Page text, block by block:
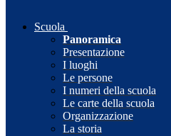
Scuola
Panoramica
Presentazione
I luoghi
Le persone
I numeri della scuola
Le carte della scuola
Organizzazione
La storia